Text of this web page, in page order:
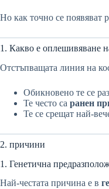
Но как точно се появяват
1. Какво е оплешивяване
Отстъпващата линия на
Обикновено те се
Те често са ранен
Те се срещат най-
2. причини
1. Генетична
Най-честата причина е в